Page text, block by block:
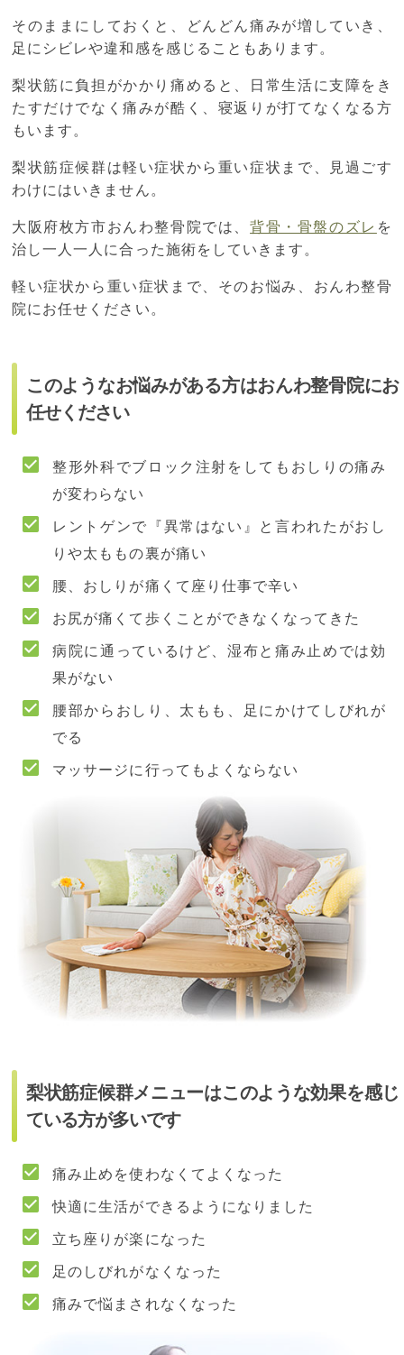
そのままにしておくと、どんどん痛みが増していき、
足にシビレや違和感を感じることもあります。
梨状筋に負担がかかり痛めると、日常生活に支障をき
たすだけでなく痛みが酷く、寝返りが打てなくなる方
もいます。
梨状筋症候群は軽い症状から重い症状まで、見過ごす
わけにはいきません。
大阪府枚方市おんわ整骨院では、背骨・骨盤のズレ を
治し一人一人に合った施術をしていきます。
軽い症状から重い症状まで、そのお悩み、おんわ整骨
院にお任せください。
このようなお悩みがある方はおんわ整骨院にお
任せください
整形外科でブロック注射をしてもおしりの痛み
が変わらない
レントゲンで『異常はない』と言われたがおし
りや太ももの裏が痛い
腰、おしりが痛くて座り仕事で辛い
お尻が痛くて歩くことができなくなってきた
病院に通っているけど、湿布と痛み止めでは効
果がない
腰部からおしり、太もも、足にかけてしびれが
でる
マッサージに行ってもよくならない
梨状筋症候群メニューはこのような効果を感じ
ている方が多いです
痛み止めを使わなくてよくなった
快適に生活ができるようになりました
立ち座りが楽になった
足のしびれがなくなった
痛みで悩まされなくなった